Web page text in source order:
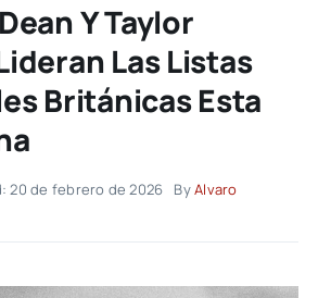
Y Taylor
Las Listas
Británicas Esta
20 de febrero de 2026 ByAlvaro